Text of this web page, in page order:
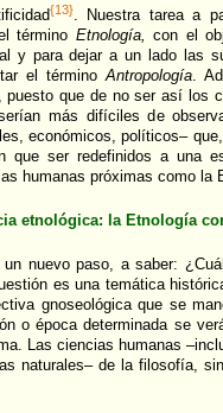
{13}. Nuestra tarea a
término Etnología, con el
y para dejar a un lado las
el términoAntropología.
puesto que de no ser así los
más difíciles de
económicos, políticos–
que ser redefinidos a una
humanas próximas como la
etnológica: la Etnología
un nuevo paso, a saber:
es una temática
gnoseológica que se
o época determinada se
Las ciencias humanas
naturales– de la filosofía,